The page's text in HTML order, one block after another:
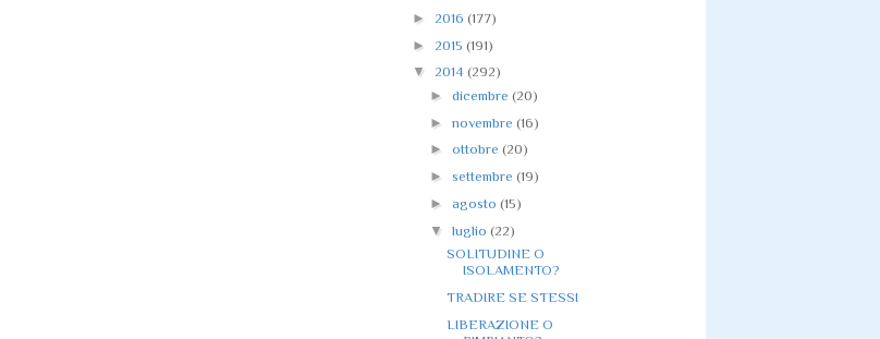
► 2016 (177)
► 2015 (191)
▼ 2014 (292)
► dicembre (20)
► novembre (16)
► ottobre (20)
► settembre (19)
► agosto (15)
▼ luglio (22)
SOLITUDINE O
ISOLAMENTO?
TRADIRE SE STESSI
LIBERAZIONE O